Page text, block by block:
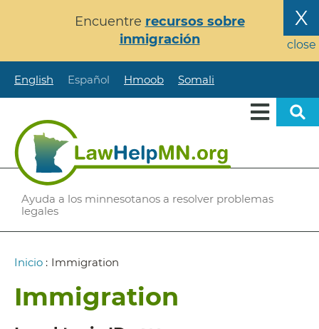
principal
X
close
Encuentre recursos sobre
inmigración
English Español Hmoob Somali
Ayuda a los minnesotanos a resolver problemas
legales
Ruta
navegación
Inicio : Immigration
Immigration